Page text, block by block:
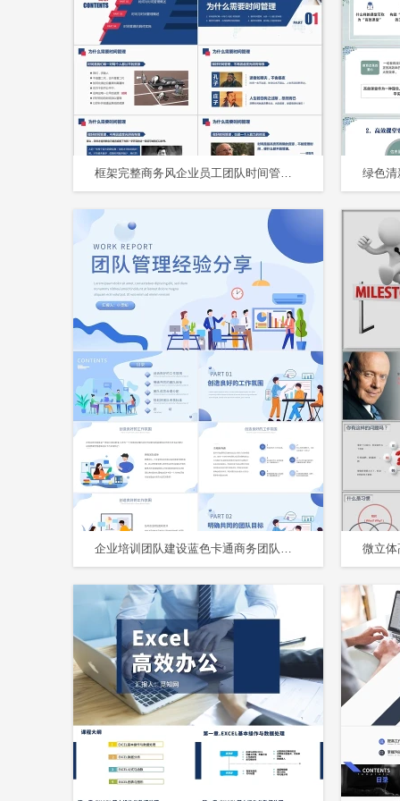
框架完整商务风企业员工团队时间管理技能培训课件PPT模板
企业培训团队建设蓝色卡通商务团队管理经验分享动态PPT模板